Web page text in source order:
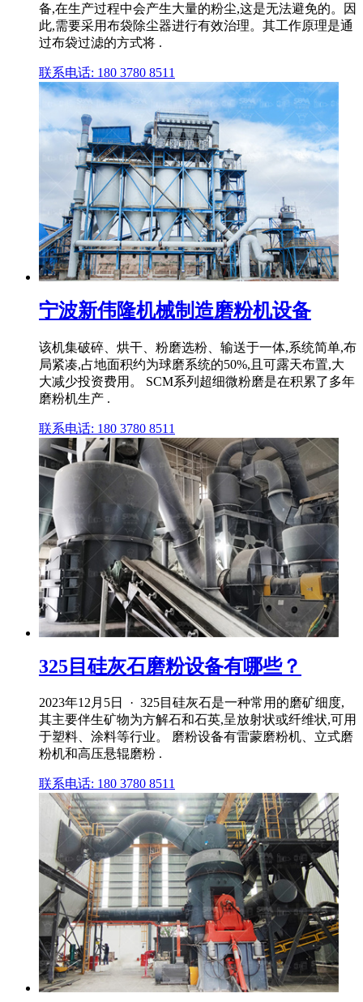
备,在生产过程中会产生大量的粉尘,这是无法避免的。因
此,需要采用布袋除尘器进行有效治理。其工作原理是通
过布袋过滤的方式将 .
联系电话: 180 3780 8511
宁波新伟隆机械制造磨粉机设备
该机集破碎、烘干、粉磨选粉、输送于一体,系统简单,布
局紧凑,占地面积约为球磨系统的50%,且可露天布置,大
大减少投资费用。 SCM系列超细微粉磨是在积累了多年
磨粉机生产 .
联系电话: 180 3780 8511
325目硅灰石磨粉设备有哪些？
2023年12月5日 · 325目硅灰石是一种常用的磨矿细度,
其主要伴生矿物为方解石和石英,呈放射状或纤维状,可用
于塑料、涂料等行业。 磨粉设备有雷蒙磨粉机、立式磨
粉机和高压悬辊磨粉 .
联系电话: 180 3780 8511